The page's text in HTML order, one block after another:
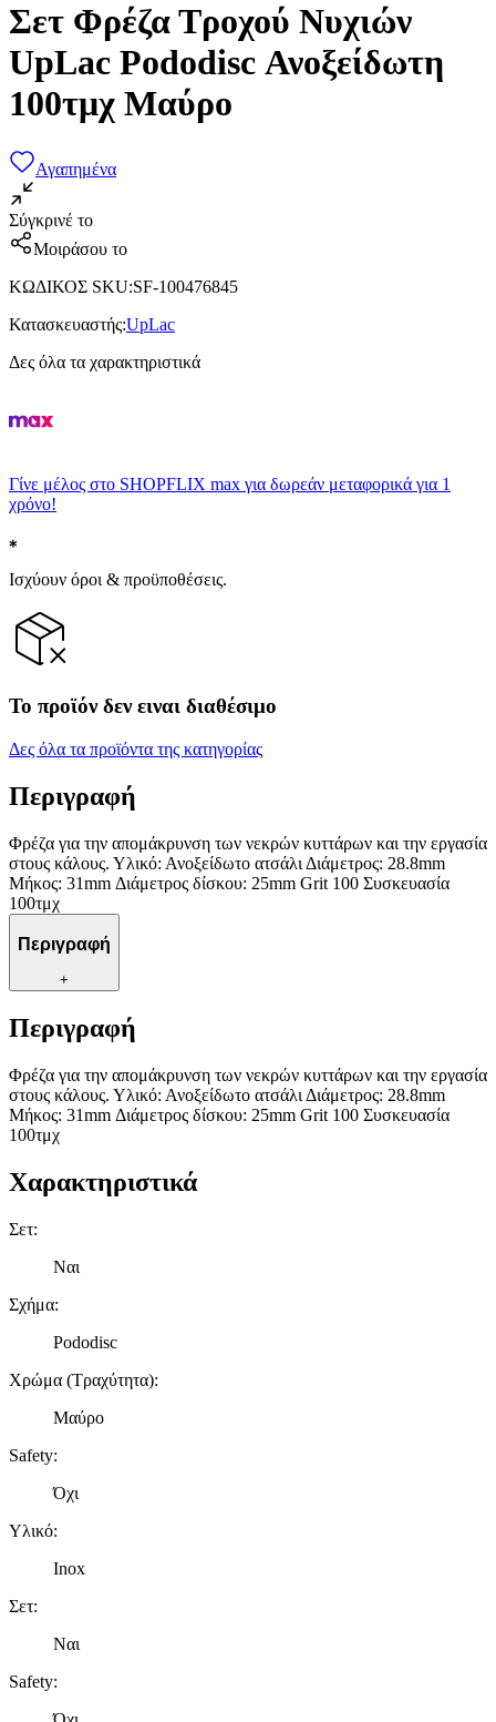
Σετ Φρέζα Τροχού Νυχιών
UpLac Pododisc Ανοξείδωτη
100τμχ Μαύρο
Αγαπημένα
Σύγκρινέ το
Μοιράσου το
ΚΩΔΙΚΟΣ SKU:SF-100476845
Κατασκευαστής:UpLac
Δες όλα τα χαρακτηριστικά
Γίνε μέλος στο SHOPFLIX max για δωρεάν μεταφορικά για 1
χρόνο!
Ισχύουν όροι & προϋποθέσεις.
Το προϊόν δεν ειναι διαθέσιμο
Δες όλα τα προϊόντα της κατηγορίας
Περιγραφή
Φρέζα για την απομάκρυνση των νεκρών κυττάρων και την εργασία
στους κάλους. Υλικό: Ανοξείδωτο ατσάλι Διάμετρος: 28.8mm
Μήκος: 31mm Διάμετρος δίσκου: 25mm Grit 100 Συσκευασία
100τμχ
Περιγραφή
+
Περιγραφή
Φρέζα για την απομάκρυνση των νεκρών κυττάρων και την εργασία
στους κάλους. Υλικό: Ανοξείδωτο ατσάλι Διάμετρος: 28.8mm
Μήκος: 31mm Διάμετρος δίσκου: 25mm Grit 100 Συσκευασία
100τμχ
Χαρακτηριστικά
Σετ:
Ναι
Σχήμα:
Pododisc
Χρώμα (Τραχύτητα):
Μαύρο
Safety:
Όχι
Υλικό:
Inox
Σετ:
Ναι
Safety: